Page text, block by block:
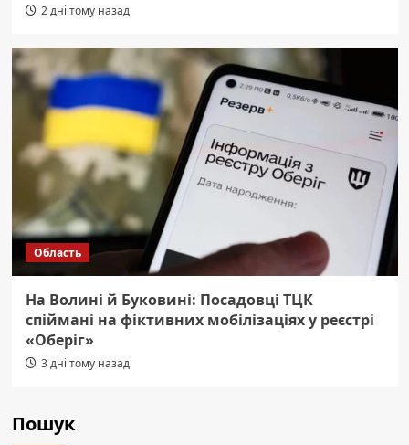
2 дні тому назад
Область
На Волині й Буковині: Посадовці ТЦК
спіймані на фіктивних мобілізаціях у реєстрі
«Оберіг»
3 дні тому назад
Пошук